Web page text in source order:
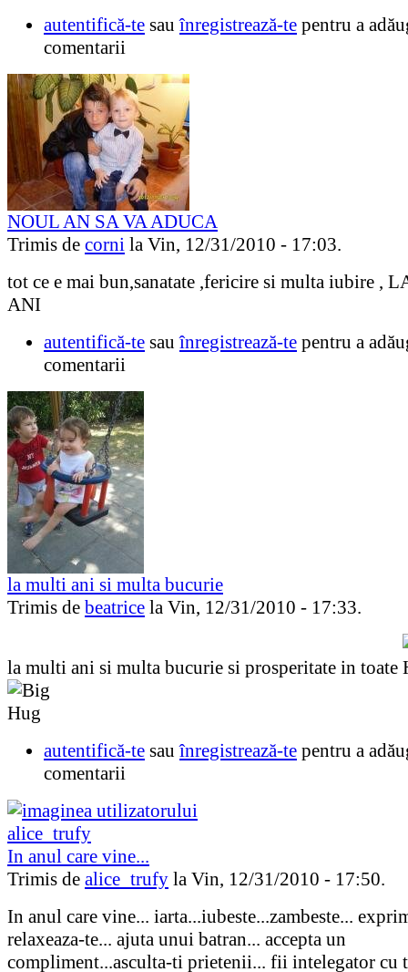
autentifică-te sauînregistrează-te pentru a
comentarii
NOUL AN SA VA ADUCA
Trimis de corni la Vin, 12/31/2010 - 17:03.
tot ce e mai bun,sanatate ,fericire si multa iubire ,
ANI
autentifică-te sauînregistrează-te pentru a
comentarii
la multi ani si multa bucurie
Trimis de beatrice la Vin, 12/31/2010 - 17:33.
la multi ani si multa bucurie si prosperitate in toate
autentifică-te sauînregistrează-te pentru a
comentarii
In anul care vine...
Trimis de alice_trufy la Vin, 12/31/2010 - 17:50.
In anul care vine... iarta...iubeste...zambeste...
relaxeaza-te... ajuta unui batran... accepta un
compliment...asculta-ti prietenii... fii intelegator cu